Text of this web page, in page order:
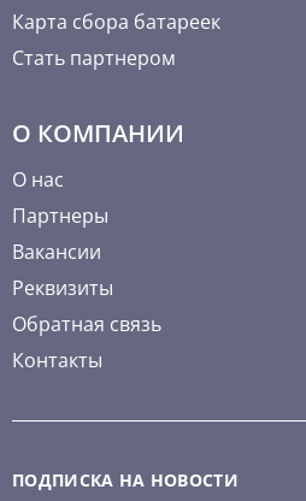
Карта сбора батареек
Стать партнером
О КОМПАНИИ
О нас
Партнеры
Вакансии
Реквизиты
Обратная связь
Контакты
ПОДПИСКА НА НОВОСТИ